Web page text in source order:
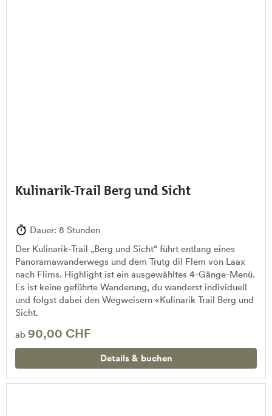
Kulinarik-Trail Berg und Sicht
Dauer: 8 Stunden
Der Kulinarik-Trail „Berg und Sicht“ führt entlang eines
Panoramawanderwegs und dem Trutg dil Flem von Laax
nach Flims. Highlight ist ein ausgewähltes 4-Gänge-Menü.
Es ist keine geführte Wanderung, du wanderst individuell
und folgst dabei den Wegweisern «Kulinarik Trail Berg und
Sicht.
ab 90,00 CHF
Details & buchen